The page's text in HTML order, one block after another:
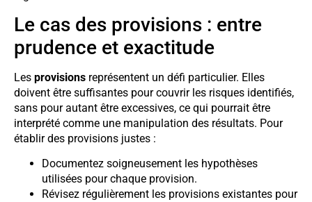
Le cas des provisions : entre
prudence et exactitude
Les provisions représentent un défi particulier. Elles
doivent être suffisantes pour couvrir les risques identifiés,
sans pour autant être excessives, ce qui pourrait être
interprété comme une manipulation des résultats. Pour
établir des provisions justes :
Documentez soigneusement les hypothèses
utilisées pour chaque provision.
Révisez régulièrement les provisions existantes pour